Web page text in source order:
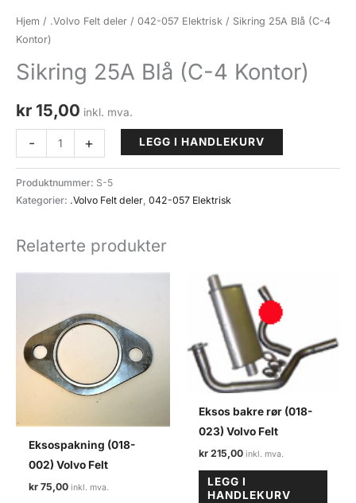
Hjem / .Volvo Felt deler / 042-057 Elektrisk / Sikring 25A Blå (C-4
Kontor)
Sikring 25A Blå (C-4 Kontor)
kr 15,00 inkl. mva.
-
25A
Blå
(C-
Kontor)
+ LEGG I HANDLEKURV
Produktnummer: S-5
Kategorier: .Volvo Felt deler 042-057 Elektrisk
Relaterte produkter
Eksospakning (018-
002) Volvo Felt
kr 75,00
Eksos bakre rør (018-
023) Volvo Felt
kr 215,00
LEGG I
HANDLEKURV